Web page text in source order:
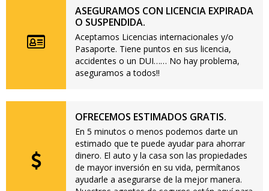
ASEGURAMOS CON LICENCIA EXPIRADA
O SUSPENDIDA.
Aceptamos Licencias internacionales y/o
Pasaporte. Tiene puntos en sus licencia,
accidentes o un DUI…… No hay problema,
aseguramos a todos!!
OFRECEMOS ESTIMADOS GRATIS.
En 5 minutos o menos podemos darte un
estimado que te puede ayudar para ahorrar
dinero. El auto y la casa son las propiedades
de mayor inversión en su vida, permítanos
ayudarle a asegurarse de la mejor manera.